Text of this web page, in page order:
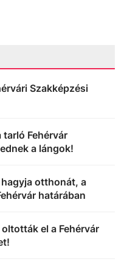
Szakképzési
tarló Fehérvár
a lángok!
otthonát, a
határában
el a Fehérvár